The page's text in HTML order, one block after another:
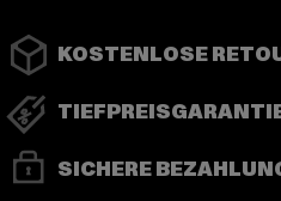
KOSTENLOSE
SICHERE